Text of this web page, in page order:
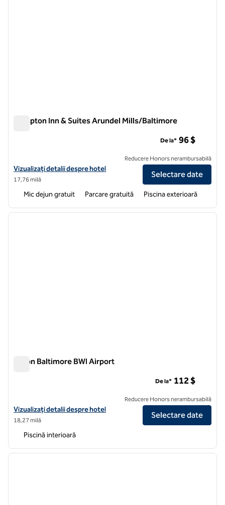
Hampton Inn & Suites Arundel Mills/Baltimore
Vizualizați detaliile hotelului Hampton Inn & Suites Arundel Mills/
Vizualizați detalii despre hotel
17,76 milă
De la* 96 $
Reducere Honors nerambursabilă
Selectare date
Mic dejun gratuit Parcare gratuită Piscina exterioară
1 din 12
Hilton Baltimore BWI Airport
Vizualizați detaliile hotelului pentru Hilton Baltimore BWI Airport
Vizualizați detalii despre hotel
18,27 milă
De la* 112 $
Reducere Honors nerambursabilă
Selectare date
Piscină interioară
1 din 12